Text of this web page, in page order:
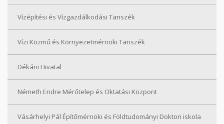
Vízépítési és Vízgazdálkodási Tanszék
Vízi Közmű és Környezetmérnöki Tanszék
Dékáni Hivatal
Németh Endre Mérőtelep és Oktatási Központ
Vásárhelyi Pál Építőmérnöki és Földtudományi Doktori iskola